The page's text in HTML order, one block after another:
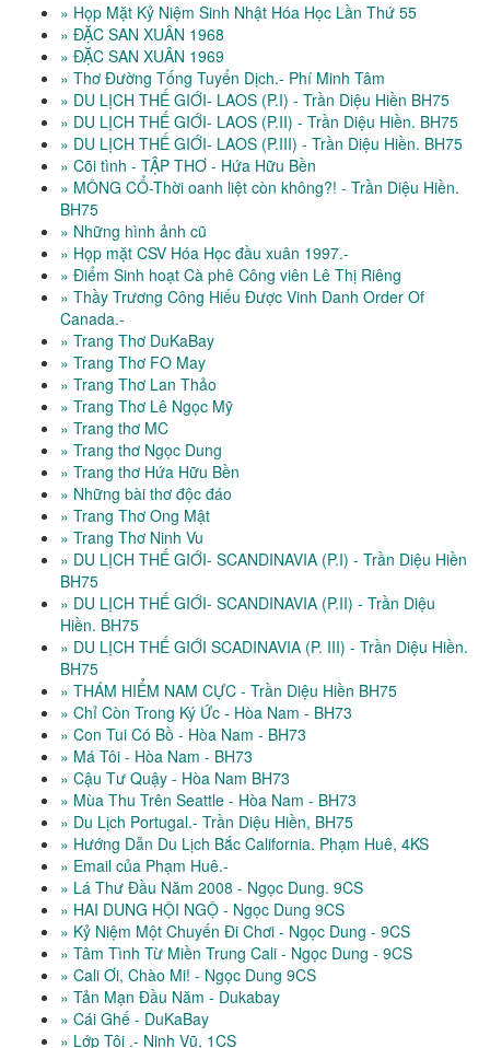
» Họp Mặt Kỷ Niệm Sinh Nhật Hóa Học Lần Thứ 55
» ĐẶC SAN XUÂN 1968
» ĐẶC SAN XUÂN 1969
» Thơ Đường Tống Tuyển Dịch.- Phí Minh Tâm
» DU LỊCH THẾ GIỚI- LAOS (P.I) - Trần Diệu Hiền BH75
» DU LỊCH THẾ GIỚI- LAOS (P.II) - Trần Diệu Hiền. BH75
» DU LỊCH THẾ GIỚI- LAOS (P.III) - Trần Diệu Hiền. BH75
» Cõi tình - TẬP THƠ - Hứa Hữu Bền
» MÔNG CỔ-Thời oanh liệt còn không?! - Trần Diệu Hiền.
BH75
» Những hình ảnh cũ
» Họp mặt CSV Hóa Học đầu xuân 1997.-
» Điểm Sinh hoạt Cà phê Công viên Lê Thị Riêng
» Thầy Trương Công Hiếu Được Vinh Danh Order Of
Canada.-
» Trang Thơ DuKaBay
» Trang Thơ FO May
» Trang Thơ Lan Thảo
» Trang Thơ Lê Ngọc Mỹ
» Trang thơ MC
» Trang thơ Ngọc Dung
» Trang thơ Hứa Hữu Bền
» Những bài thơ độc đáo
» Trang Thơ Ong Mật
» Trang Thơ Ninh Vu
» DU LỊCH THẾ GIỚI- SCANDINAVIA (P.I) - Trần Diệu Hiền
BH75
» DU LỊCH THẾ GIỚI- SCANDINAVIA (P.II) - Trần Diệu
Hiền. BH75
» DU LỊCH THẾ GIỚI SCADINAVIA (P. III) - Trần Diệu Hiền.
BH75
» THÁM HIỂM NAM CỰC - Trần Diệu Hiền BH75
» Chỉ Còn Trong Ký Ức - Hòa Nam - BH73
» Con Tui Có Bồ - Hòa Nam - BH73
» Má Tôi - Hòa Nam - BH73
» Cậu Tư Quậy - Hòa Nam BH73
» Mùa Thu Trên Seattle - Hòa Nam - BH73
» Du Lịch Portugal.- Trần Diệu Hiền, BH75
» Hướng Dẫn Du Lịch Bắc California. Phạm Huê, 4KS
» Email của Phạm Huê.-
» Lá Thư Đầu Năm 2008 - Ngọc Dung. 9CS
» HAI DUNG HỘI NGỘ - Ngọc Dung 9CS
» Kỷ Niệm Một Chuyến Đi Chơi - Ngọc Dung - 9CS
» Tâm Tình Từ Miền Trung Cali - Ngọc Dung - 9CS
» Cali Ơi, Chào Mi! - Ngọc Dung 9CS
» Tản Mạn Đầu Năm - Dukabay
» Cái Ghế - DuKaBay
» Lớp Tôi .- Ninh Vũ, 1CS